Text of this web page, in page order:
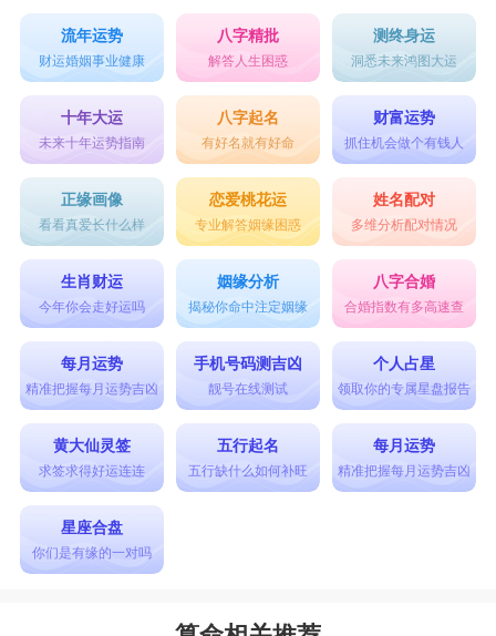
‌二条鱼‌：“二黑土克水”，不利财运。
‌三条鱼‌：“三碧木泄水”，同样不利财运。
‌四条鱼‌：“四绿木”，虽然泄水，但四绿为文曲
星，因此以吉论。
‌五条鱼‌：“五黄土克水”，不利于财运。
‌六条鱼‌：“六白金生水”，有利财运。
‌七条鱼‌：“七赤金生水”，虽为凶星，但有相生
之情，因此以吉论。
‌八条鱼‌：“八白土克水”，但八白为左辅星，是
吉星。
‌九条鱼‌：“九紫火”，但九紫为右弼星，也是吉
星，可以旺财。
‌十条以上的鱼‌：除去整数计算，如二十条以二
条论，十五条以五条论。
以上就是关于鱼缸的摆放位置和鱼缸养什么鱼
流年运势
财运婚姻事业健康
八字精批
解答人生困惑
测终身运
洞悉未来鸿图大运
十年大运
未来十年运势指南
八字起名
有好名就有好命
财富运势
抓住机会做个有钱人
正缘画像
看看真爱长什么样
恋爱桃花运
专业解答姻缘困惑
姓名配对
多维分析配对情况
生肖财运
今年你会走好运吗
姻缘分析
揭秘你命中注定姻缘
八字合婚
合婚指数有多高速查
每月运势
精准把握每月运势吉凶
手机号码测吉凶
靓号在线测试
个人占星
领取你的专属星盘报告
黄大仙灵签
求签求得好运连连
五行起名
五行缺什么如何补旺
每月运势
精准把握每月运势吉凶
星座合盘
你们是有缘的一对吗